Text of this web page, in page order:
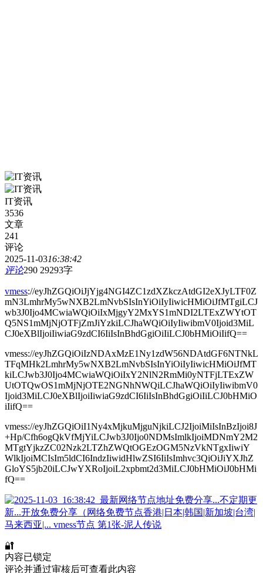
IT资讯
3536
文章
241
评论
2025-11-0316:38:42
评论290 29293字
vmess://eyJhZGQiOiJjYjg4NGI4ZC1zdXZkczAtdGI2eXJyLTF0Z
mN3LmhrMy5wNXB2LmNvbSIsInYiOiIyIiwicHMiOiJfMTgiLCJ
wb3J0Ijo4MCwiaWQiOiIxMjgyY2MxYS1mNDI2LTExZWYtOT
Q5NS1mMjNjOTFjZmJiYzkiLCJhaWQiOiIyIiwibmV0Ijoid3MiL
CJ0eXBlIjoiIiwiaG9zdCI6IiIsInBhdGgiOiIiLCJ0bHMiOiIifQ==
vmess://eyJhZGQiOiIzNDAxMzE1Ny1zdW56NDAtdGF6NTNkL
TFqMHk2LmhrMy5wNXB2LmNvbSIsInYiOiIyIiwicHMiOiJfMT
kiLCJwb3J0Ijo4MCwiaWQiOiIxY2NlN2RmMi0yNTFjLTExZW
UtOTQwOS1mMjNjOTE2NGNhNWQiLCJhaWQiOiIyIiwibmV0
Ijoid3MiLCJ0eXBlIjoiIiwiaG9zdCI6IiIsInBhdGgiOiIiLCJ0bHMiO
iIifQ==
vmess://eyJhZGQiOiI1Ny4xMjkuMjguNjkiLCJ2IjoiMiIsInBzIjoi8J
+Hp/Cfh6ogQkVfMjYiLCJwb3J0Ijo0NDMsImlkIjoiMDNmY2M2
MTgtYjkzZC02Nzk2LTZhZWQtOGEzOGM5NzVkNTgxIiwiY
WlkIjoiMCIsIm5ldCI6IndzIiwidHlwZSI6IiIsImhvc3QiOiJiYXJhZ
GloYS5jb20iLCJwYXRoIjoiL2xpbmt2d3MiLCJ0bHMiOiJ0bHMi
fQ==
🔐
内容已锁定
评论并通过审核后可查看此内容